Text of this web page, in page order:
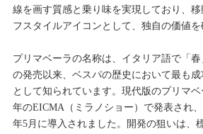
線を画す質感と乗り味を実現しており、
フスタイルアイコンとして、独自の価値を
プリマベーラの名称は、イタリア語で「
の発売以来、ベスパの歴史において最も
として知られています。現代版のプリマベ
年のEICMA（ミラノショー）で発表され
年5月に導入されました。開発の狙いは、